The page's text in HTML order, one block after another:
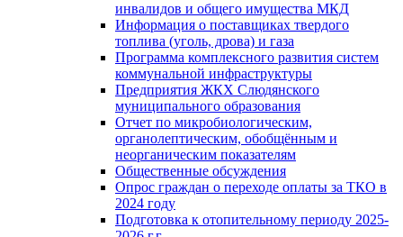
инвалидов и общего имущества МКД
Информация о поставщиках твердого
топлива (уголь, дрова) и газа
Программа комплексного развития систем
коммунальной инфраструктуры
Предприятия ЖКХ Слюдянского
муниципального образования
Отчет по микробиологическим,
органолептическим, обобщённым и
неорганическим показателям
Общественные обсуждения
Опрос граждан о переходе оплаты за ТКО в
2024 году
Подготовка к отопительному периоду 2025-